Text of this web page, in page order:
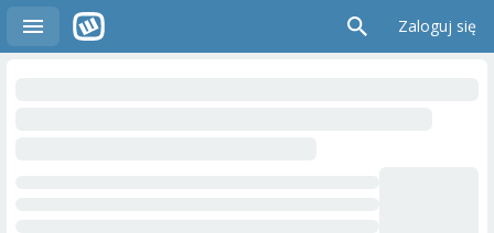
Zaloguj się